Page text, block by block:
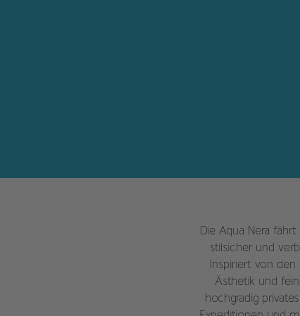
Die Aqua Nera
stilsicher und
Inspiriert von
Ästhetik und
hochgradig